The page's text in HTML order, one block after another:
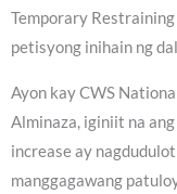
Temporary
petisyong inihain ng
Ayon kay CWS
Alminaza, iginiit na
increase ay
manggagawang